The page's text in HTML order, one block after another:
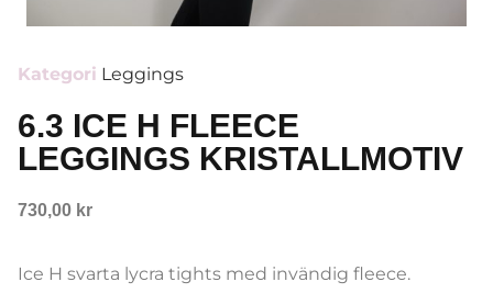
Kategori Leggings
6.3 ICE H FLEECE
LEGGINGS KRISTALLMOTIV
730,00 kr
Ice H svarta lycra tights med invändig fleece.